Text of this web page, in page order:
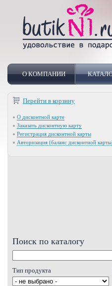
О КОМПАНИИ
Перейти в корзину
О дисконтной карте
Заказать дисконтную карту
Регистрация дисконтной карты
Авторизация (баланс дисконтной
Поиск по каталогу
Тип продукта